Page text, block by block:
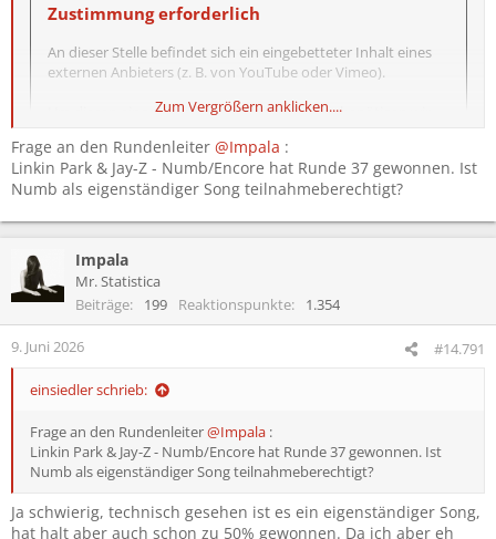
Zustimmung erforderlich
An dieser Stelle befindet sich ein eingebetteter Inhalt eines
externen Anbieters (z. B. von YouTube oder Vimeo).
Um diesen eingebetteten Inhalt anzuzeigen, benötigen wir
Weitere Informationen findest du in der
Datenschutzerklärung.
Drittanbieter-Cookies akzeptieren
1. M83 - Outro (Album: Hurry Up, We're Dreaming) // Impala
2. Roxette - Listen To Your Heart (Album: Look Sharp!) // einsiedler
3. Die Ärzte - Wenn es Abend wird // fuchur
4. Linkin Park - Numb // Toxicity
Zum Vergrößern anklicken....
Frage an den Rundenleiter @Impala :
Linkin Park & Jay-Z - Numb/Encore hat Runde 37 gewonnen. Ist
Numb als eigenständiger Song teilnahmeberechtigt?
Impala
Mr. Statistica
Beiträge
199 Reaktionspunkte 1.354
9. Juni 2026 #14.791
einsiedler schrieb:
Frage an den Rundenleiter@Impala :
Linkin Park & Jay-Z - Numb/Encore hat Runde 37 gewonnen. Ist
Numb als eigenständiger Song teilnahmeberechtigt?
Ja schwierig, technisch gesehen ist es ein eigenständiger Song,
hat halt aber auch schon zu 50% gewonnen. Da ich aber eh